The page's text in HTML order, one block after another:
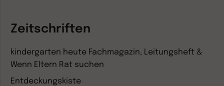
Zeitschriften
kindergarten heute Fachmagazin, Leitungsheft &
Wenn Eltern Rat suchen
Entdeckungskiste